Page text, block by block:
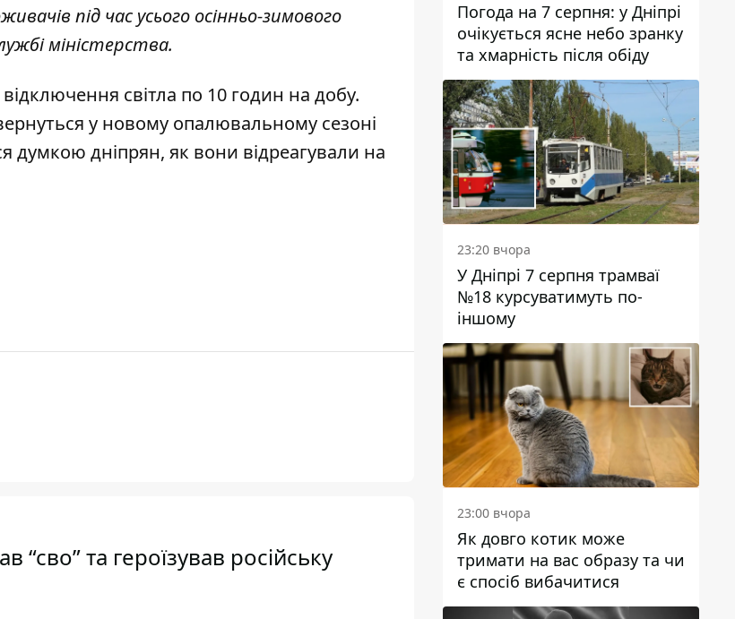
під час усього осінньо-зимового
міністерства.
відключення світла по 10 годин на добу.
у новому опалювальному сезоні
думкою дніпрян, як вони відреагували на
та героїзував російську
Погода на 7 серпня: у Дніпрі
очікується ясне небо зранку
та хмарність після обіду
23:20 вчора
У Дніпрі 7 серпня трамваї
№18 курсуватимуть по-
іншому
23:00 вчора
Як довго котик може
тримати на вас образу та чи
є спосіб вибачитися